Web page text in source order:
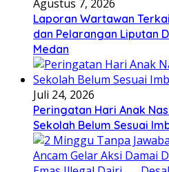
Agustus 7, 2026
Laporan Wartawan
dan Pelarangan Liputan
Medan
Juli 24, 2026
Peringatan Hari Anak
Sekolah Belum Sesuai